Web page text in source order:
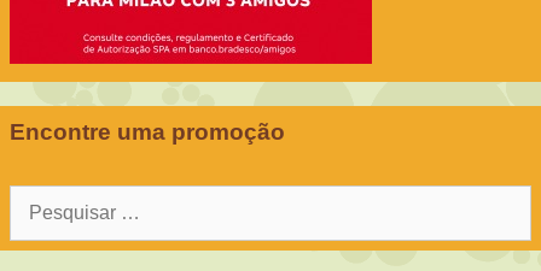
Encontre uma promoção
Pesquisar